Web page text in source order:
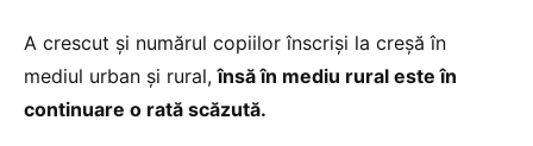
A crescut și numărul copiilor înscriși la creșă în
mediul urban și rural,însă în mediu rural este în
continuare o rată scăzută.